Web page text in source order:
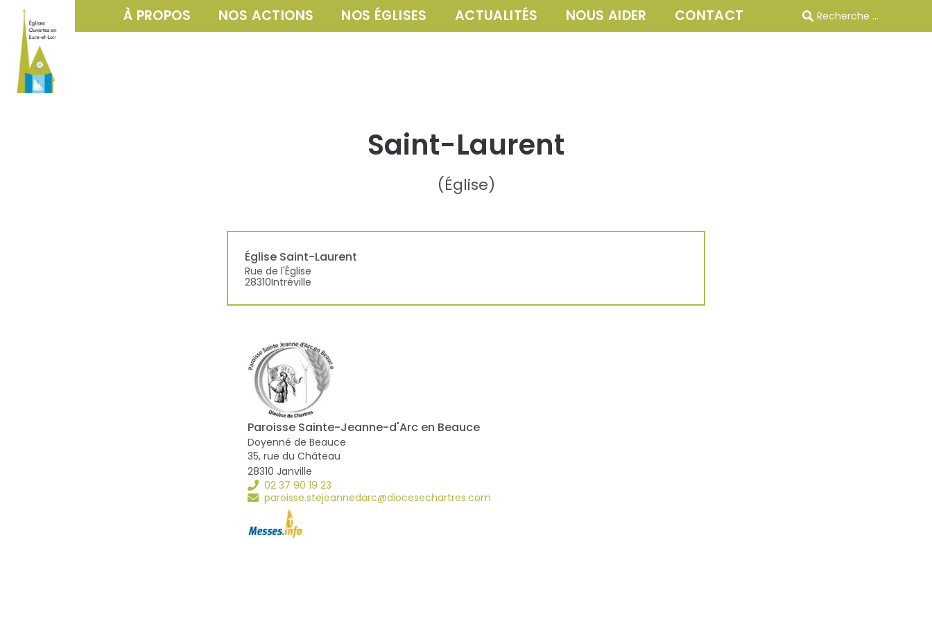
À PROPOS NOS ACTIONS NOS ÉGLISES ACTUALITÉS NOUS AIDER CONTACT
Saint-Laurent
(Église)
Église Saint-Laurent
Rue de l'Église
28310Intréville
Paroisse Sainte-Jeanne-d'Arc en Beauce
Doyenné de Beauce
35, rue du Château
28310 Janville
02 37 90 19 23
paroisse.stejeannedarc@diocesechartres.com